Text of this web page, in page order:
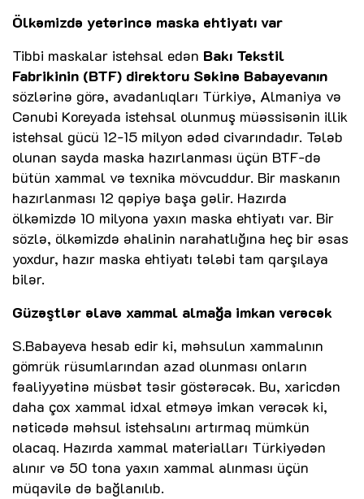
Ölkəmizdə yetərincə maska ehtiyatı var
Tibbi maskalar istehsal edən Bakı Tekstil
Fabrikinin (BTF) direktoru Səkinə Babayevanın
sözlərinə görə, avadanlıqları Türkiyə, Almaniya və
Cənubi Koreyada istehsal olunmuş müəssisənin illik
istehsal gücü 12-15 milyon ədəd civarındadır. Tələb
olunan sayda maska hazırlanması üçün BTF-də
bütün xammal və texnika mövcuddur. Bir maskanın
hazırlanması 12 qəpiyə başa gəlir. Hazırda
ölkəmizdə 10 milyona yaxın maska ehtiyatı var. Bir
sözlə, ölkəmizdə əhalinin narahatlığına heç bir əsas
yoxdur, hazır maska ehtiyatı tələbi tam qarşılaya
bilər.
Güzəştlər əlavə xammal almağa imkan verəcək
S.Babayeva hesab edir ki, məhsulun xammalının
gömrük rüsumlarından azad olunması onların
fəaliyyətinə müsbət təsir göstərəcək. Bu, xaricdən
daha çox xammal idxal etməyə imkan verəcək ki,
nəticədə məhsul istehsalını artırmaq mümkün
olacaq. Hazırda xammal materialları Türkiyədən
alınır və 50 tona yaxın xammal alınması üçün
müqavilə də bağlanılıb.